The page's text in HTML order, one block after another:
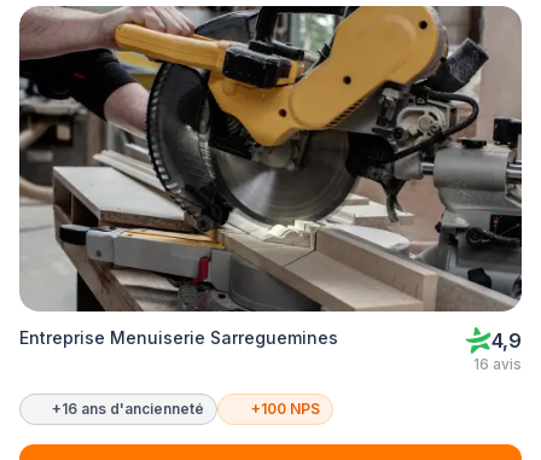
Entreprise Menuiserie Sarreguemines 4,9
16 avis
+16 ans d'ancienneté +100 NPS